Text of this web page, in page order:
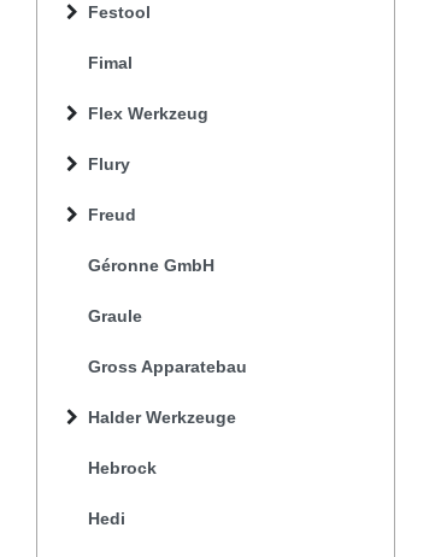
Festool
Fimal
Flex Werkzeug
Flury
Freud
Géronne GmbH
Graule
Gross Apparatebau
Halder Werkzeuge
Hebrock
Hedi